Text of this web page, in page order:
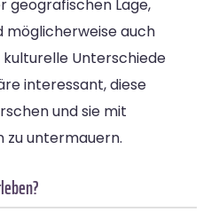
geografischen Lage,
möglicherweise auch
Unterschiede
interessant, diese
und sie mit
untermauern.